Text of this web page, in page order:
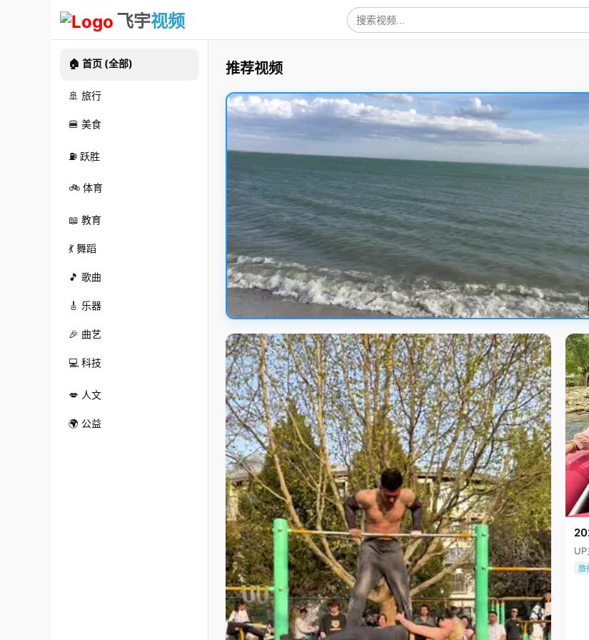
飞宇视频
🏠 首页 (全部)
🚢 旅行
🍔 美食
⛽ 跃胜
🚲 体育
📖 教育
💃 舞蹈
🎵 歌曲
🎸 乐器
🎉 曲艺
💻 科技
💋 人文
🌍 公益
推荐视频
旅